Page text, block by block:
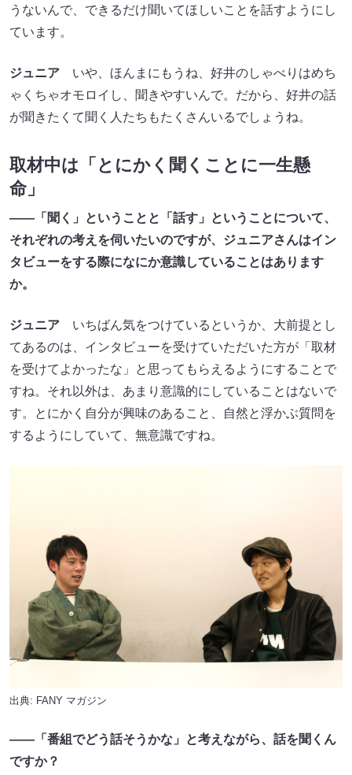
うないんで、できるだけ聞いてほしいことを話すようにし
ています。
ジュニア いや、ほんまにもうね、好井のしゃべりはめち
ゃくちゃオモロイし、聞きやすいんで。だから、好井の話
が聞きたくて聞く人たちもたくさんいるでしょうね。
取材中は「とにかく聞くことに一生懸
命」
――「聞く」ということと「話す」ということについて、
それぞれの考えを伺いたいのですが、ジュニアさんはイン
タビューをする際になにか意識していることはあります
か。
ジュニア いちばん気をつけているというか、大前提とし
てあるのは、インタビューを受けていただいた方が「取材
を受けてよかったな」と思ってもらえるようにすることで
すね。それ以外は、あまり意識的にしていることはないで
す。とにかく自分が興味のあること、自然と浮かぶ質問を
するようにしていて、無意識ですね。
出典: FANY マガジン
――「番組でどう話そうかな」と考えながら、話を聞くん
ですか？